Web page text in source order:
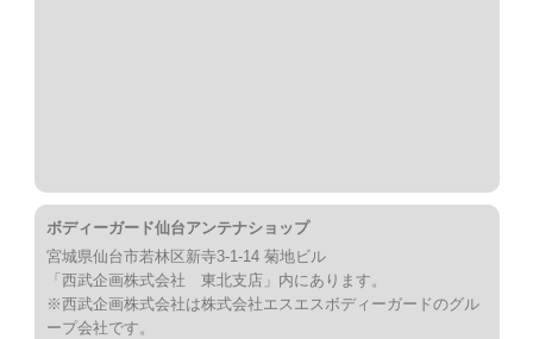
ボディーガード仙台アンテナショップ
宮城県仙台市若林区新寺3-1-14 菊地ビル
「西武企画株式会社 東北支店」内にあります。
※西武企画株式会社は株式会社エスエスボディーガードのグル
ープ会社です。